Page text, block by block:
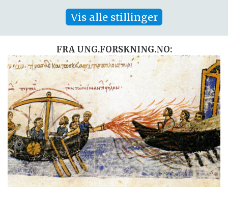
Vis alle stillinger
FRA UNG.FORSKNING.NO: